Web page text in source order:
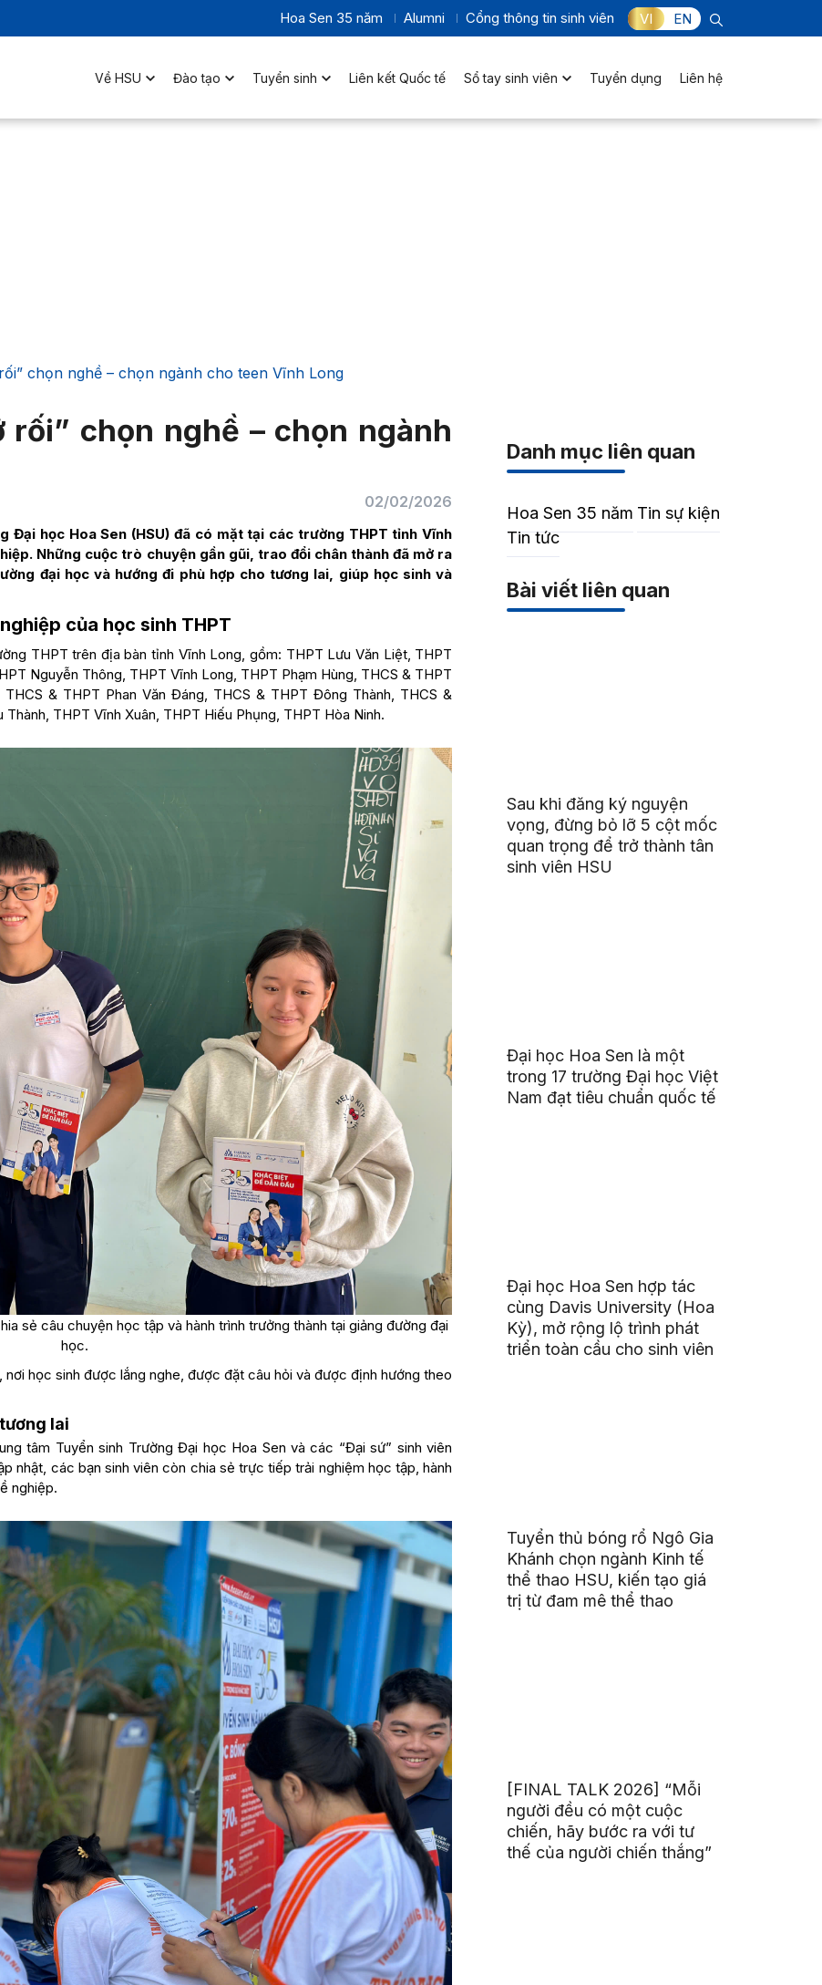
Hoa Sen 35 năm Alumni Cổng thông tin sinh viên VI EN
Về HSU Đào tạo Tuyển sinh Liên kết Quốc tế Sổ tay sinh viên Tuyển dụng Liên hệ
chọn nghề – chọn ngành cho teen Vĩnh Long
rối” chọn nghề – chọn ngành
02/02/2026
Đại học Hoa Sen (HSU) đã có mặt tại các trường THPT tỉnh Vĩnh
Những cuộc trò chuyện gần gũi, trao đổi chân thành đã mở ra
đại học và hướng đi phù hợp cho tương lai, giúp học sinh và
của học sinh THPT
THPT trên địa bàn tỉnh Vĩnh Long, gồm: THPT Lưu Văn Liệt, THPT
Nguyễn Thông, THPT Vĩnh Long, THPT Phạm Hùng, THCS & THPT
& THPT Phan Văn Đáng, THCS & THPT Đông Thành, THCS &
THPT Vĩnh Xuân, THPT Hiếu Phụng, THPT Hòa Ninh.
sẻ câu chuyện học tập và hành trình trưởng thành tại giảng đường đại
học.
học sinh được lắng nghe, được đặt câu hỏi và được định hướng theo
lai
tâm Tuyển sinh Trường Đại học Hoa Sen và các “Đại sứ” sinh viên
nhật, các bạn sinh viên còn chia sẻ trực tiếp trải nghiệm học tập, hành
nghiệp.
Danh mục liên quan
Hoa Sen 35 năm Tin sự kiện
Tin tức
Bài viết liên quan
Sau khi đăng ký nguyện
vọng, đừng bỏ lỡ 5 cột mốc
quan trọng để trở thành tân
sinh viên HSU
Đại học Hoa Sen là một
trong 17 trường Đại học Việt
Nam đạt tiêu chuẩn quốc tế
Đại học Hoa Sen hợp tác
cùng Davis University (Hoa
Kỳ), mở rộng lộ trình phát
triển toàn cầu cho sinh viên
Tuyển thủ bóng rổ Ngô Gia
Khánh chọn ngành Kinh tế
thể thao HSU, kiến tạo giá
trị từ đam mê thể thao
[FINAL TALK 2026] “Mỗi
người đều có một cuộc
chiến, hãy bước ra với tư
thế của người chiến thắng”